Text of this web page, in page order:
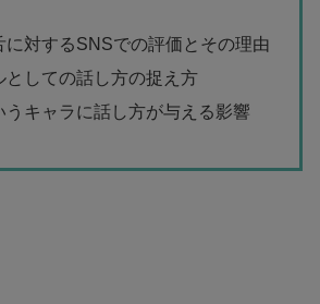
に対するSNSでの評価とその理由
としての話し方の捉え方
うキャラに話し方が与える影響